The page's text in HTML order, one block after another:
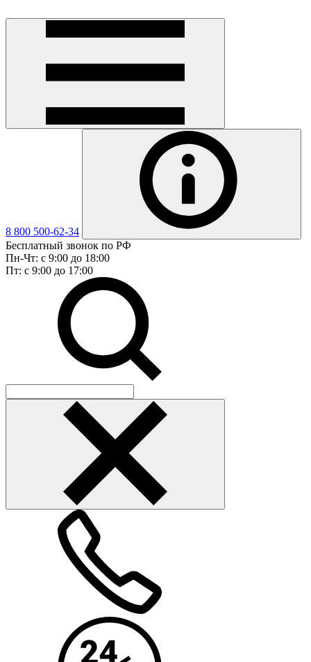
8 800 500-62-34
Бесплатный звонок по РФ
Пн-Чт: с 9:00 до 18:00
Пт: с 9:00 до 17:00